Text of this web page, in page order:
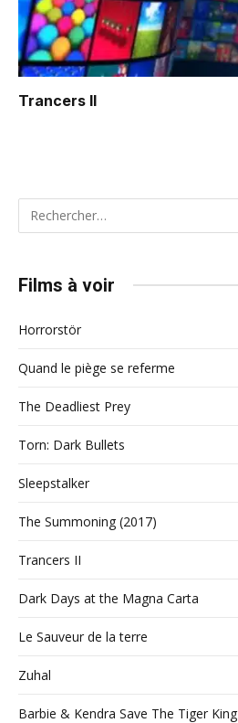
Trancers II
Films à voir
Horrorstör
Quand le piège se referme
The Deadliest Prey
Torn: Dark Bullets
Sleepstalker
The Summoning (2017)
Trancers II
Dark Days at the Magna Carta
Le Sauveur de la terre
Zuhal
Barbie & Kendra Save The Tiger King